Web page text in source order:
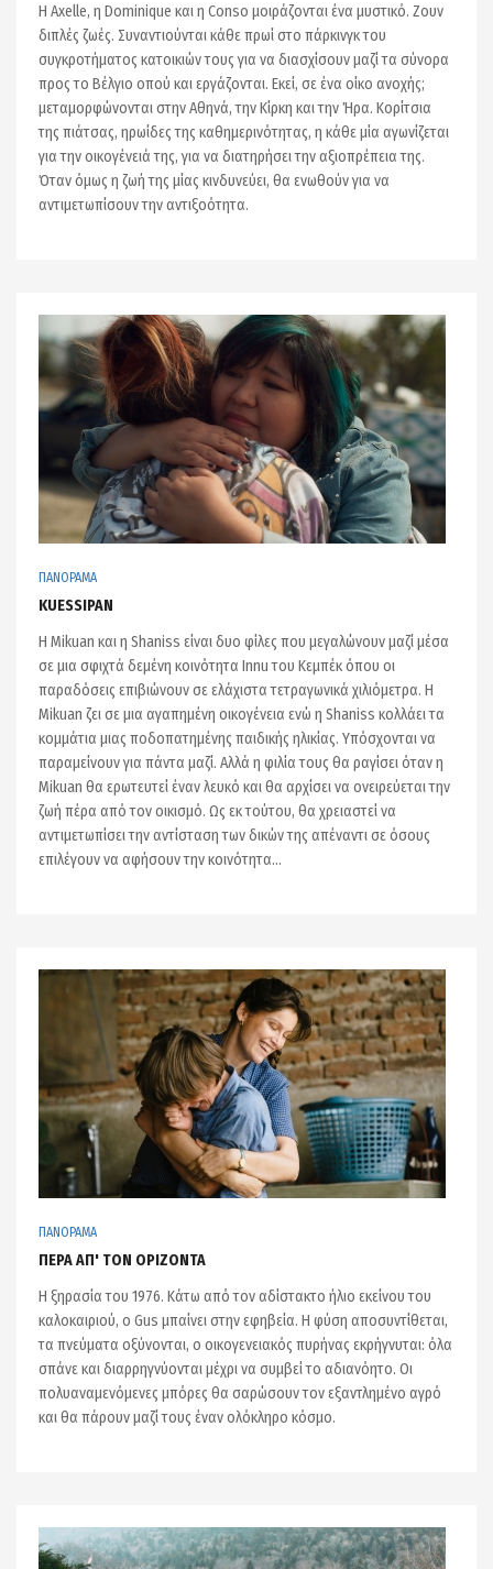
Η Axelle, η Dominique και η Conso μοιράζονται ένα μυστικό. Ζουν
διπλές ζωές. Συναντιούνται κάθε πρωί στο πάρκινγκ του
συγκροτήματος κατοικιών τους για να διασχίσουν μαζί τα σύνορα
προς το Βέλγιο οπού και εργάζονται. Εκεί, σε ένα οίκο ανοχής;
μεταμορφώνονται στην Αθηνά, την Κίρκη και την Ήρα. Κορίτσια
της πιάτσας, ηρωίδες της καθημερινότητας, η κάθε μία αγωνίζεται
για την οικογένειά της, για να διατηρήσει την αξιοπρέπεια της.
Όταν όμως η ζωή της μίας κινδυνεύει, θα ενωθούν για να
αντιμετωπίσουν την αντιξοότητα.
ΠΑΝΟΡΑΜΑ
KUESSIPAN
H Mikuan και η Shaniss είναι δυο φίλες που μεγαλώνουν μαζί μέσα
σε μια σφιχτά δεμένη κοινότητα Innu του Κεμπέκ όπου οι
παραδόσεις επιβιώνουν σε ελάχιστα τετραγωνικά χιλιόμετρα. Η
Mikuan ζει σε μια αγαπημένη οικογένεια ενώ η Shaniss κολλάει τα
κομμάτια μιας ποδοπατημένης παιδικής ηλικίας. Υπόσχονται να
παραμείνουν για πάντα μαζί. Αλλά η φιλία τους θα ραγίσει όταν η
Mikuan θα ερωτευτεί έναν λευκό και θα αρχίσει να ονειρεύεται την
ζωή πέρα από τον οικισμό. Ως εκ τούτου, θα χρειαστεί να
αντιμετωπίσει την αντίσταση των δικών της απέναντι σε όσους
επιλέγουν να αφήσουν την κοινότητα…
ΠΑΝΟΡΑΜΑ
ΠΕΡΑ ΑΠ' ΤΟΝ ΟΡΙΖΟΝΤΑ
Η ξηρασία του 1976. Κάτω από τον αδίστακτο ήλιο εκείνου του
καλοκαιριού, ο Gus μπαίνει στην εφηβεία. Η φύση αποσυντίθεται,
τα πνεύματα οξύνονται, ο οικογενειακός πυρήνας εκρήγνυται: όλα
σπάνε και διαρρηγνύονται μέχρι να συμβεί το αδιανόητο. Οι
πολυαναμενόμενες μπόρες θα σαρώσουν τον εξαντλημένο αγρό
και θα πάρουν μαζί τους έναν ολόκληρο κόσμο.